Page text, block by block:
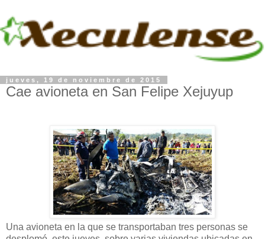
jueves, 19 de noviembre de 2015
Cae avioneta en San Felipe Xejuyup
Una avioneta en la que se transportaban tres personas se